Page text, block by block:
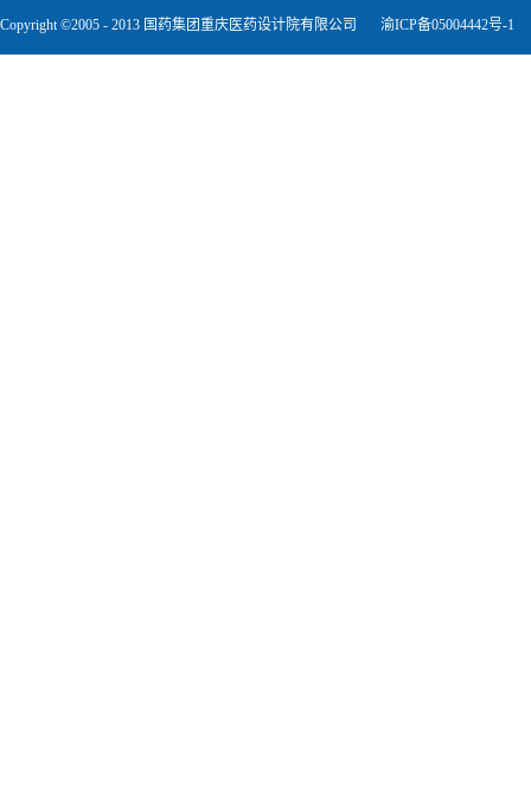
Copyright ©2005 - 2013 国药集团重庆医药设计院有限公司 渝ICP备05004442号-1